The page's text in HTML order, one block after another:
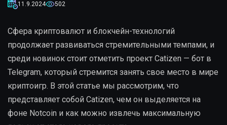
11.9.2024 502
Сфера криптовалют и блокчейн-технологий
продолжает развиваться стремительными темпами, и
среди новинок стоит отметить проект Catizen — бот в
Telegram, который стремится занять свое место в мире
криптоигр. В этой статье мы рассмотрим, что
представляет собой Catizen, чем он выделяется на
фоне Notcoin и как можно извлечь максимальную